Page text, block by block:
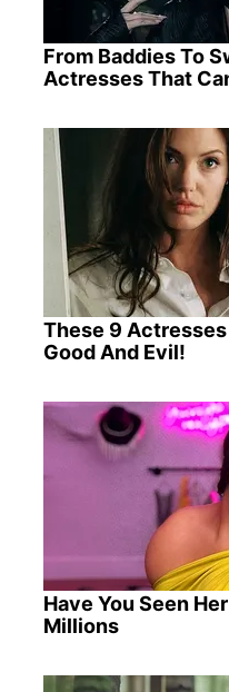
From Baddies To
Actresses That
These 9
Good And Evil!
Have You Seen
Millions